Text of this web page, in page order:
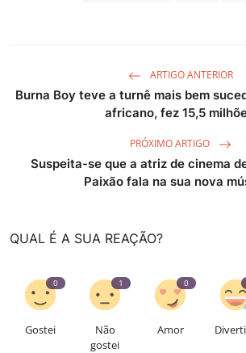
ARTIGO ANTERIOR
Burna Boy teve a turnê mais bem
africano, fez 15,5
PRÓXIMO ARTIGO
Suspeita-se que a atriz de cinema
Paixão fala na sua nova
QUAL É A SUA REAÇÃO?
0
Gostei
1
Não
gostei
0
Amor